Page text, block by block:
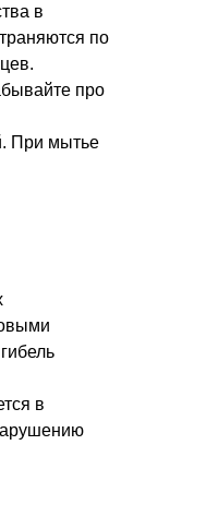
в
по
про
При мытье
в